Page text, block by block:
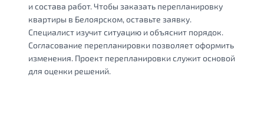
и состава работ. Чтобы заказать перепланировку
квартиры в Белоярском, оставьте заявку.
Специалист изучит ситуацию и объяснит порядок.
Согласование перепланировки позволяет оформить
изменения. Проект перепланировки служит основой
для оценки решений.